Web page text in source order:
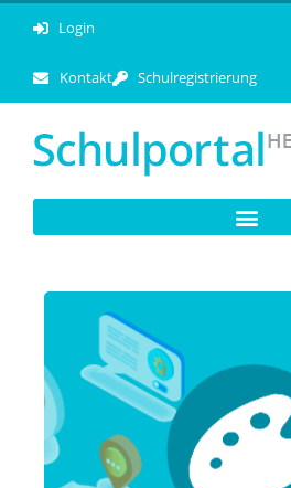
Login
Kontakt Schulregistrierung